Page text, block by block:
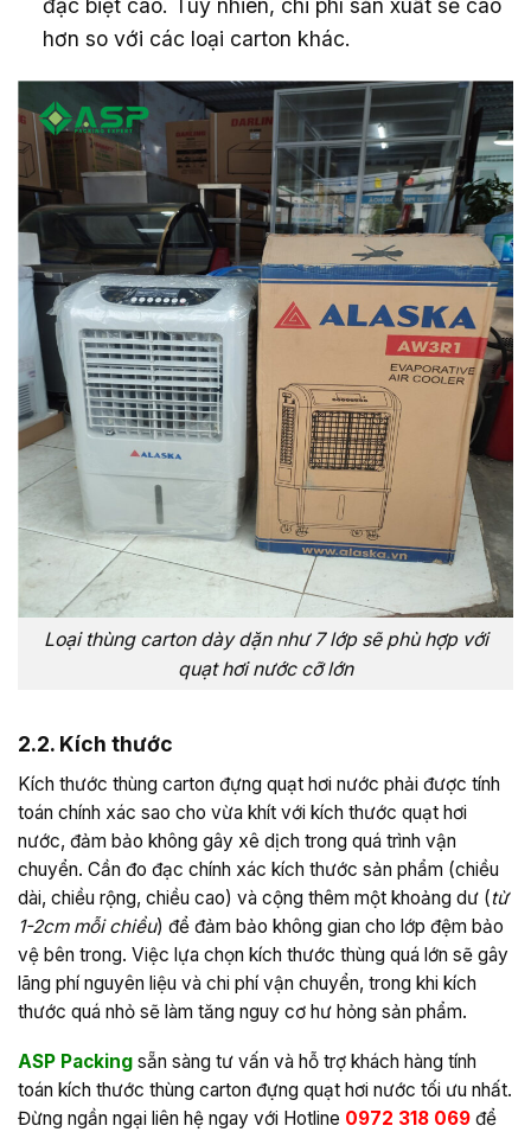
đặc biệt cao. Tuy nhiên, chi phí sản xuất sẽ cao
hơn so với các loại carton khác.
Loại thùng carton dày dặn như 7 lớp sẽ phù hợp với
quạt hơi nước cỡ lớn
2.2. Kích thước
Kích thước thùng carton đựng quạt hơi nước phải được tính
toán chính xác sao cho vừa khít với kích thước quạt hơi
nước, đảm bảo không gây xê dịch trong quá trình vận
chuyển. Cần đo đạc chính xác kích thước sản phẩm (chiều
dài, chiều rộng, chiều cao) và cộng thêm một khoảng dư (từ
1-2cm mỗi chiều) để đảm bảo không gian cho lớp đệm bảo
vệ bên trong. Việc lựa chọn kích thước thùng quá lớn sẽ gây
lãng phí nguyên liệu và chi phí vận chuyển, trong khi kích
thước quá nhỏ sẽ làm tăng nguy cơ hư hỏng sản phẩm.
ASP Packing sẵn sàng tư vấn và hỗ trợ khách hàng tính
toán kích thước thùng carton đựng quạt hơi nước tối ưu nhất.
Đừng ngần ngại liên hệ ngay với Hotline 0972 318 069 để